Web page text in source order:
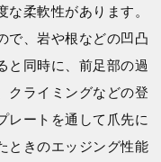
柔軟性があります。
で、岩や根などの凹凸
と同時に、前足部の過
クライミングなどの登
レートを通して爪先に
ときのエッジング性能